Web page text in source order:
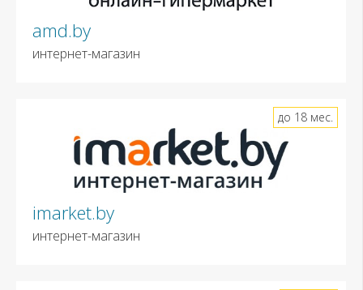
amd.by
интернет-магазин
imarket.by
интернет-магазин
до 18 мес.